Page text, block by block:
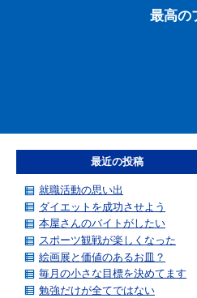
最高の
最近の投稿
就職活動の思い出
ダイエットを成功させよう
本屋さんのバイトがしたい
スポーツ観戦が楽しくなった
絵画展と価値のあるお皿？
毎月の小さな目標を決めてます
勉強だけが全てではない